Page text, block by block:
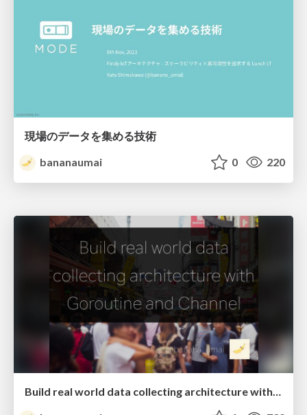
現場のデータを集める技術
bananaumai
0 220
Build real world data collecting architecture with Goroutine and Channel